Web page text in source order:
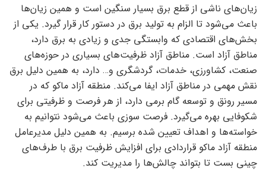
زیان‌های ناشی از قطع برق بسیار سنگین است و همین زیان‌ها
باعث می‌شود تا الزام به تولید برق در دستور کار قرار گیرد. یکی از
بخش‌های اقتصادی که وابستگی جدی و زیادی به برق دارد،
مناطق آزاد است. مناطق آزاد ظرفیت‌های بسیاری در حوزه‌های
صنعت، کشاورزی، خدمات، گردشگری و… دارد، به همین دلیل برق
نقش مهمی در مناطق آزاد ایفا می‌کند. منطقه آزاد ماکو که در
مسیر رونق و توسعه گام برمی دارد، از هر فرصت و ظرفیتی برای
شکوفایی بهره می‌گیرد. فرصت سوزی باعث می‌شود نتوانیم به
خواسته‌ها و اهداف تعیین شده برسیم. به همین دلیل مدیرعامل
منطقه آزاد ماکو قراردادی برای افزایش ظرفیت برق با طرف‌های
چینی بست تا بتواند چالش‌ها را مدیریت کند.